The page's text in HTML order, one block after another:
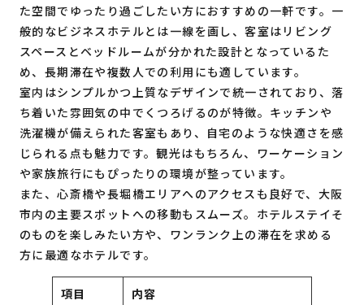
た空間でゆったり過ごしたい方におすすめの一軒です。一
般的なビジネスホテルとは一線を画し、客室はリビング
スペースとベッドルームが分かれた設計となっているた
め、長期滞在や複数人での利用にも適しています。
室内はシンプルかつ上質なデザインで統一されており、落
ち着いた雰囲気の中でくつろげるのが特徴。キッチンや
洗濯機が備えられた客室もあり、自宅のような快適さを感
じられる点も魅力です。観光はもちろん、ワーケーション
や家族旅行にもぴったりの環境が整っています。
また、心斎橋や長堀橋エリアへのアクセスも良好で、大阪
市内の主要スポットへの移動もスムーズ。ホテルステイそ
のものを楽しみたい方や、ワンランク上の滞在を求める
方に最適なホテルです。
項目 内容